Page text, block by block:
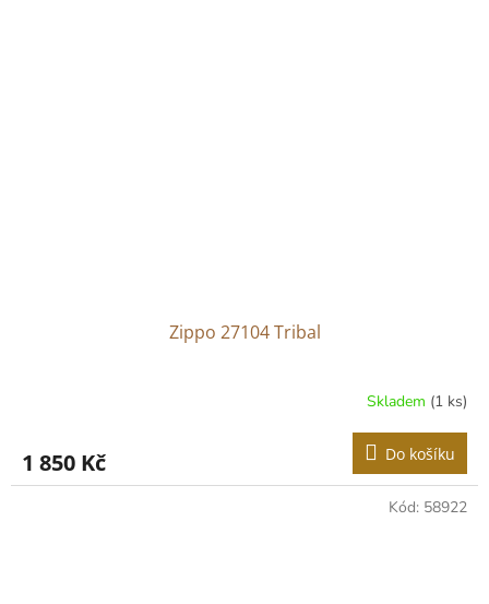
Zippo 27104 Tribal
Skladem (1 ks)
1 850 Kč Do košíku
Kód: 58922